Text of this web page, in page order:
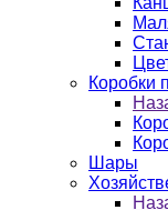
Коробки
Шары